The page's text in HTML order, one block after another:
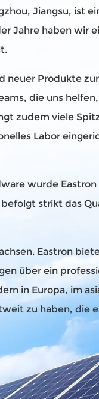
Jiangsu, ist
Jahre haben wir
Produkte
die uns
zudem viele
Labor
wurde
strikt das
Eastron
über ein
in Europa, im
zu haben, die